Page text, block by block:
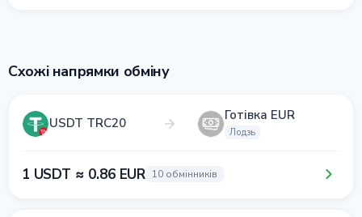
Схожі напрямки обміну
USDT TRC20 Готівка EUR
Лодзь
1 USDT ≈ 0.86 EUR 10 обмінників